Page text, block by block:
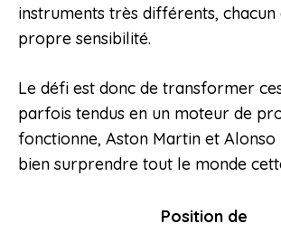
instruments très différents, chacun
propre sensibilité.
Le défi est donc de transformer
parfois tendus en un moteur de
fonctionne, Aston Martin et
bien surprendre tout le monde
Position de